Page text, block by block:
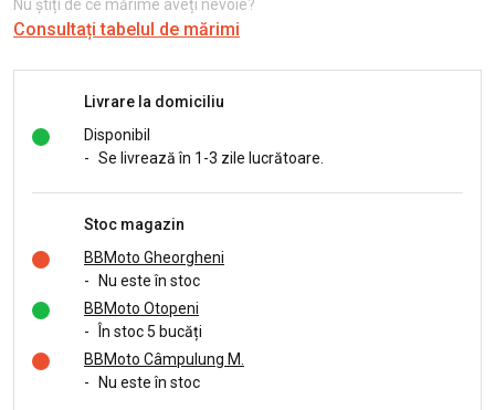
Nu știți de ce mărime aveți nevoie?
Consultați tabelul de mărimi
Livrare la domiciliu
Disponibil
- Se livrează în 1-3 zile lucrătoare.
Stoc magazin
BBMoto Gheorgheni
-
Nu este în stoc
BBMoto Otopeni
-
În stoc 5 bucăți
BBMoto Câmpulung M.
-
Nu este în stoc